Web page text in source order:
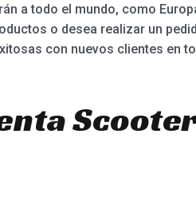
a todo el mundo, como
o desea realizar un
con nuevos clientes en